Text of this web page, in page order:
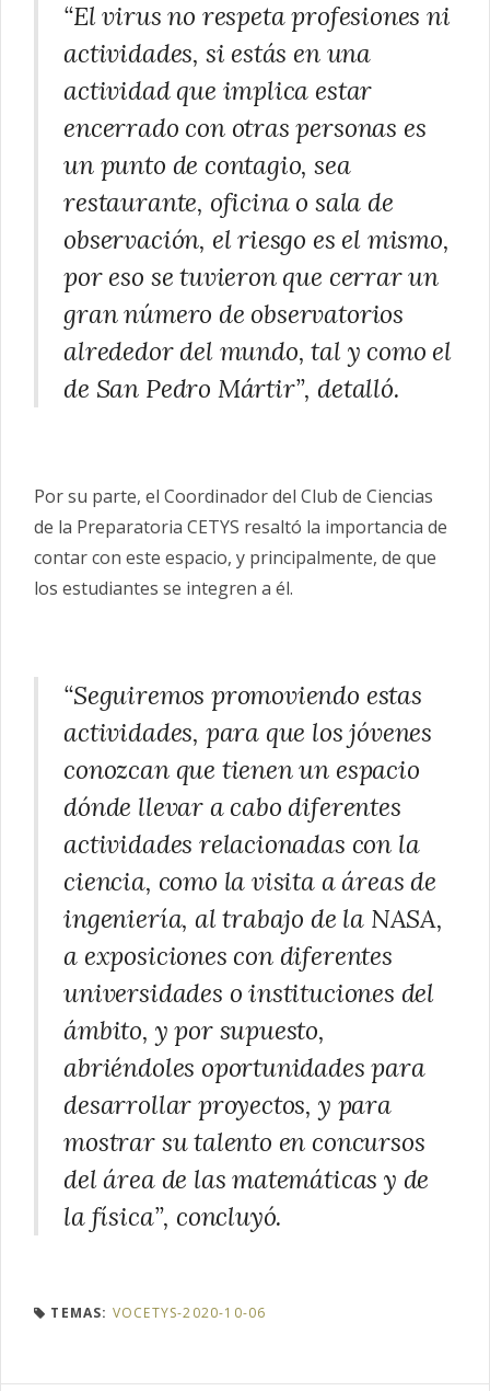
“El virus no respeta profesiones ni
actividades, si estás en una
actividad que implica estar
encerrado con otras personas es
un punto de contagio, sea
restaurante, oficina o sala de
observación, el riesgo es el mismo,
por eso se tuvieron que cerrar un
gran número de observatorios
alrededor del mundo, tal y como el
de San Pedro Mártir”, detalló.
Por su parte, el Coordinador del Club de Ciencias
de la Preparatoria CETYS resaltó la importancia de
contar con este espacio, y principalmente, de que
los estudiantes se integren a él.
“Seguiremos promoviendo estas
actividades, para que los jóvenes
conozcan que tienen un espacio
dónde llevar a cabo diferentes
actividades relacionadas con la
ciencia, como la visita a áreas de
ingeniería, al trabajo de la NASA,
a exposiciones con diferentes
universidades o instituciones del
ámbito, y por supuesto,
abriéndoles oportunidades para
desarrollar proyectos, y para
mostrar su talento en concursos
del área de las matemáticas y de
la física”, concluyó.
TEMAS: VOCETYS-2020-10-06